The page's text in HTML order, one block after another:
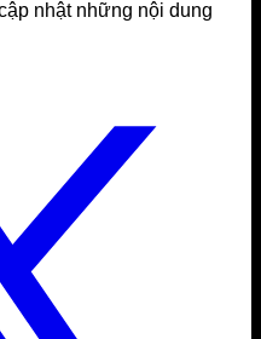
nhật những nội dung